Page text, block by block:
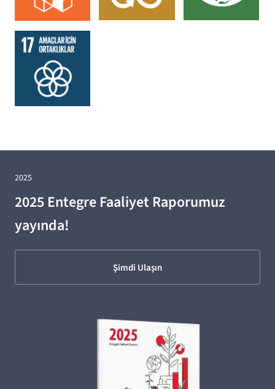
2025
2025 Entegre Faaliyet Raporumuz
yayında!
Şimdi Ulaşın